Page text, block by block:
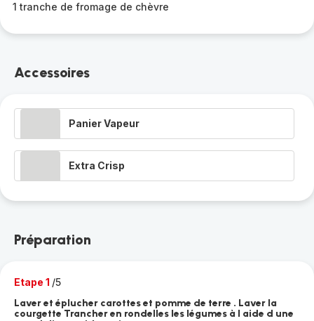
1 tranche de fromage de chèvre
Accessoires
Panier Vapeur
Extra Crisp
Préparation
Etape 1 /5
Laver et éplucher carottes et pomme de terre . Laver la
courgette Trancher en rondelles les légumes à l aide d une